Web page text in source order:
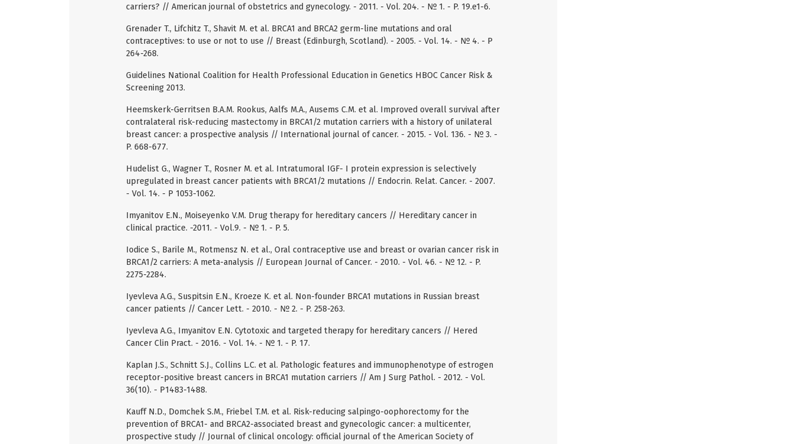
carriers? // American journal of obstetrics and gynecology. - 2011. - Vol. 204. - № 1. - P. 19.e1-6.
Grenader T., Lifchitz T., Shavit M. et al. BRCA1 and BRCA2 germ-line mutations and oral
contraceptives: to use or not to use // Breast (Edinburgh, Scotland). - 2005. - Vol. 14. - № 4. - P
264-268.
Guidelines National Coalition for Health Professional Education in Genetics HBOC Cancer Risk &
Screening 2013.
Heemskerk-Gerritsen B.A.M. Rookus, Aalfs M.A., Ausems C.M. et al. Improved overall survival after
contralateral risk-reducing mastectomy in BRCA1/2 mutation carriers with a history of unilateral
breast cancer: a prospective analysis // International journal of cancer. - 2015. - Vol. 136. - № 3. -
P. 668-677.
Hudelist G., Wagner T., Rosner M. et al. Intratumoral IGF- I protein expression is selectively
upregulated in breast cancer patients with BRCA1/2 mutations // Endocrin. Relat. Cancer. - 2007.
- Vol. 14. - P 1053-1062.
Imyanitov E.N., Moiseyenko V.M. Drug therapy for hereditary cancers // Hereditary cancer in
clinical practice. -2011. - Vol.9. - № 1. - P. 5.
Iodice S., Barile M., Rotmensz N. et al., Oral contraceptive use and breast or ovarian cancer risk in
BRCA1/2 carriers: A meta-analysis // European Journal of Cancer. - 2010. - Vol. 46. - № 12. - P.
2275-2284.
Iyevleva A.G., Suspitsin E.N., Kroeze K. et al. Non-founder BRCA1 mutations in Russian breast
cancer patients // Cancer Lett. - 2010. - № 2. - P. 258-263.
Iyevleva A.G., Imyanitov E.N. Cytotoxic and targeted therapy for hereditary cancers // Hered
Cancer Clin Pract. - 2016. - Vol. 14. - № 1. - P. 17.
Kaplan J.S., Schnitt S.J., Collins L.C. et al. Pathologic features and immunophenotype of estrogen
receptor-positive breast cancers in BRCA1 mutation carriers // Am J Surg Pathol. - 2012. - Vol.
36(10). - P1483-1488.
Kauff N.D., Domchek S.M., Friebel T.M. et al. Risk-reducing salpingo-oophorectomy for the
prevention of BRCA1- and BRCA2-associated breast and gynecologic cancer: a multicenter,
prospective study // Journal of clinical oncology: official journal of the American Society of